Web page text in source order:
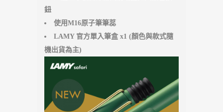
鈕
使用M16原子筆筆蕊
LAMY 官方單入筆盒 x1 (顏色與款式隨
機出貨為主)